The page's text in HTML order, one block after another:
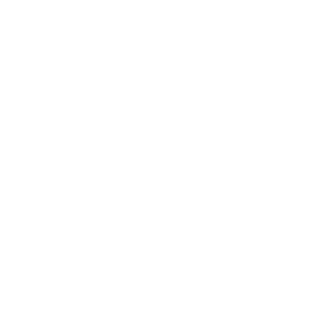
outras transações imobiliárias. Além disso, nossa plataforma
verificações de documentação e das condições adequadas
digital imobiliária está por dentro do mercado e os
qualquer atuante em transações imobiliárias, é preciso
mais de 70 anos de história, oferecendo a credibilidade que
experiente. Para ajudar, separamos conteúdos no
o passo a passo:
e localizações. Busque, filtre imóveis, favorite, compare e